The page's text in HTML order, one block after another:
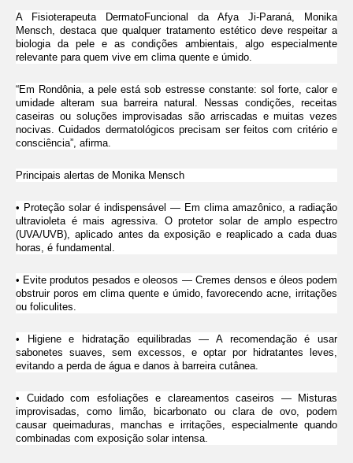
A Fisioterapeuta DermatoFuncional da Afya Ji-Paraná, Monika
Mensch, destaca que qualquer tratamento estético deve respeitar a
biologia da pele e as condições ambientais, algo especialmente
relevante para quem vive em clima quente e úmido.
“Em Rondônia, a pele está sob estresse constante: sol forte, calor e
umidade alteram sua barreira natural. Nessas condições, receitas
caseiras ou soluções improvisadas são arriscadas e muitas vezes
nocivas. Cuidados dermatológicos precisam ser feitos com critério e
consciência”, afirma.
Principais alertas de Monika Mensch
• Proteção solar é indispensável — Em clima amazônico, a radiação
ultravioleta é mais agressiva. O protetor solar de amplo espectro
(UVA/UVB), aplicado antes da exposição e reaplicado a cada duas
horas, é fundamental.
• Evite produtos pesados e oleosos — Cremes densos e óleos podem
obstruir poros em clima quente e úmido, favorecendo acne, irritações
ou foliculites.
• Higiene e hidratação equilibradas — A recomendação é usar
sabonetes suaves, sem excessos, e optar por hidratantes leves,
evitando a perda de água e danos à barreira cutânea.
• Cuidado com esfoliações e clareamentos caseiros — Misturas
improvisadas, como limão, bicarbonato ou clara de ovo, podem
causar queimaduras, manchas e irritações, especialmente quando
combinadas com exposição solar intensa.